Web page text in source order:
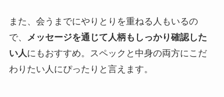
また、会うまでにやりとりを重ねる人もいるの
で、
メッセージを通じて人柄もしっかり確認した
い人 にもおすすめ。スペックと中身の両方にこだ
わりたい人にぴったりと言えます。